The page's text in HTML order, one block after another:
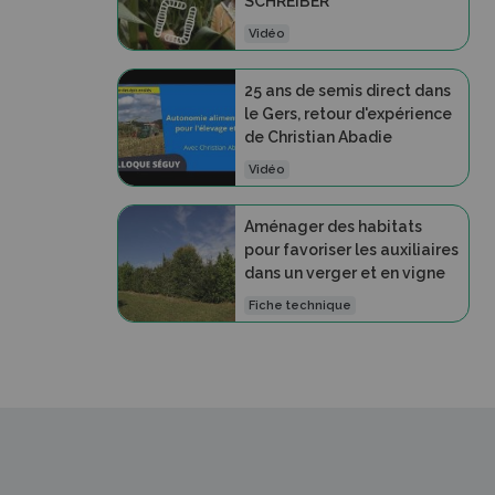
Vidéo
25 ans de semis direct dans
le Gers, retour d'expérience
de Christian Abadie
Vidéo
Aménager des habitats
pour favoriser les auxiliaires
dans un verger et en vigne
Fiche technique